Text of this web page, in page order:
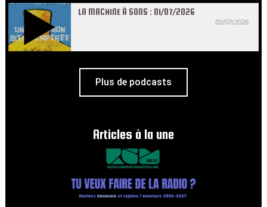
LA MACHINE À SONS : 01/07/2026
02/07/2026
Plus de podcasts
Articles à la une